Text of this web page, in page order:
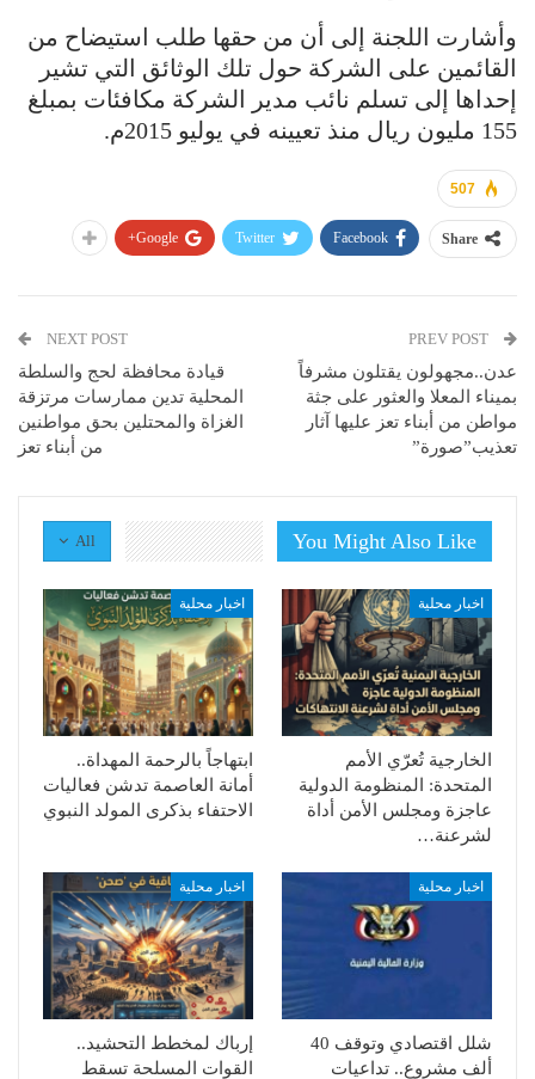
وأشارت اللجنة إلى أن من حقها طلب استيضاح من
القائمين على الشركة حول تلك الوثائق التي تشير
إحداها إلى تسلم نائب مدير الشركة مكافئات بمبلغ
155 مليون ريال منذ تعيينه في يوليو 2015م.
507
Share
Facebook
Twitter
Google+
عدن..مجهولون يقتلون مشرفاً
بميناء المعلا والعثور على جثة
مواطن من أبناء تعز عليها آثار
تعذيب”صورة”
NEXT POST
قيادة محافظة لحج والسلطة
المحلية تدين ممارسات مرتزقة
الغزاة والمحتلين بحق مواطنين
من أبناء تعز
All You Might Also Like
اخبار محلية
الخارجية تُعرّي الأمم
المتحدة: المنظومة الدولية
عاجزة ومجلس الأمن أداة
لشرعنة…
اخبار محلية
ابتهاجاً بالرحمة المهداة..
أمانة العاصمة تدشن فعاليات
الاحتفاء بذكرى المولد النبوي
اخبار محلية
شلل اقتصادي وتوقف 40
ألف مشروع.. تداعيات
اخبار محلية
إرباك لمخطط التحشيد..
القوات المسلحة تسقط